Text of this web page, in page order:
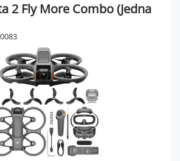
2 Fly More Combo (Jedna